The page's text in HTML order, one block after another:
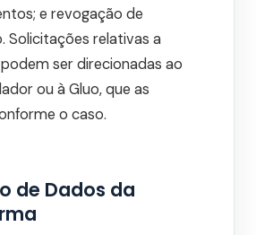
e revogação de
Solicitações relativas a
ser direcionadas ao
ou à Gluo, que as
o caso.
de Dados da